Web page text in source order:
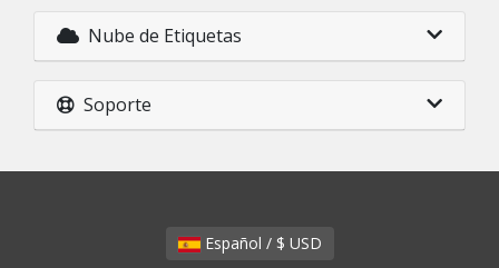
Nube de Etiquetas
Soporte
Español / $ USD